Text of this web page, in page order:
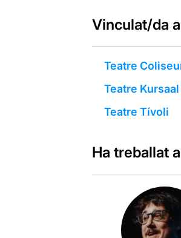
Vinculat/da a
Teatre
Teatre
Teatre Tívoli
Ha treballat